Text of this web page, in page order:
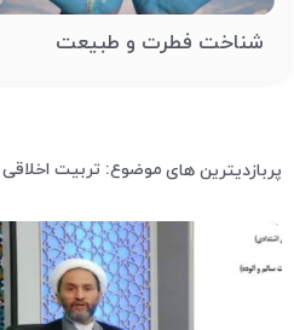
شناخت فطرت و طبیعت
پربازدیترین های موضوع: تربیت